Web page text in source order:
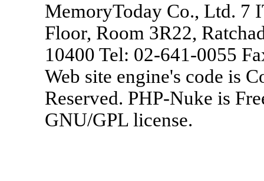
MemoryToday Co., Ltd. 7
Floor, Room 3R22,
10400 Tel: 02-641-0055
Web site engine's code is
Reserved. PHP-Nuke is
GNU/GPL license.